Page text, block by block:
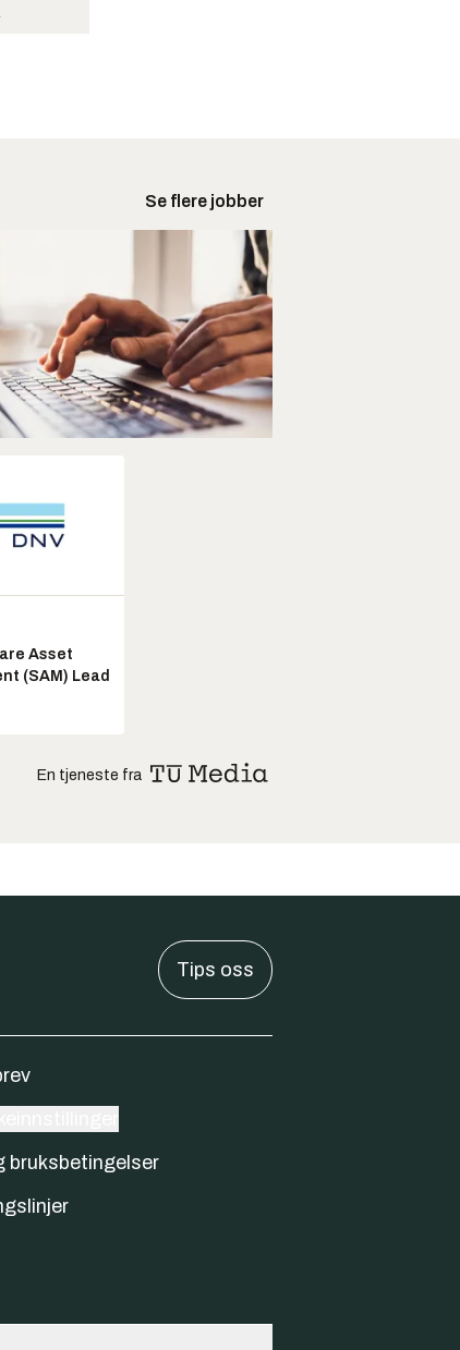
Se flere jobber
Asset
(SAM) Lead
En tjeneste fra
Tips oss
bruksbetingelser